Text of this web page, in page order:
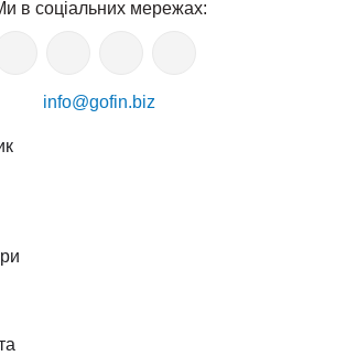
в соціальних мережах:
info@gofin.biz